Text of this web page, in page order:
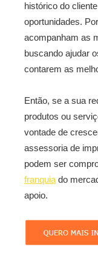
histórico do
oportunidades.
acompanham as
buscando ajudar
contarem as
Então, se a sua
produtos ou
vontade de
assessoria de
podem ser
franquia do
apoio.